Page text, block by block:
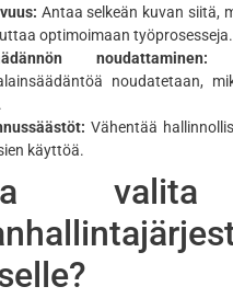
Antaa selkeän kuvan siitä,
optimoimaan työprosesseja.
noudattaminen:
noudatetaan,
Vähentää
käyttöä.